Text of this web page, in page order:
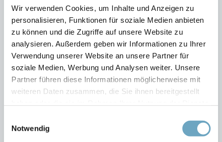
Wir verwenden Cookies, um Inhalte und Anzeigen zu
personalisieren, Funktionen für soziale Medien anbieten
zu können und die Zugriffe auf unsere Website zu
analysieren. Außerdem geben wir Informationen zu Ihrer
Verwendung unserer Website an unsere Partner für
soziale Medien, Werbung und Analysen weiter. Unsere
Partner führen diese Informationen möglicherweise mit
weiteren Daten zusammen, die Sie ihnen bereitgestellt
Notwendig
MULTIMATIC DOPPELBEIN-
HOSENPRESSE P650
MULTIMATIC
DOPPELFINISHER 843